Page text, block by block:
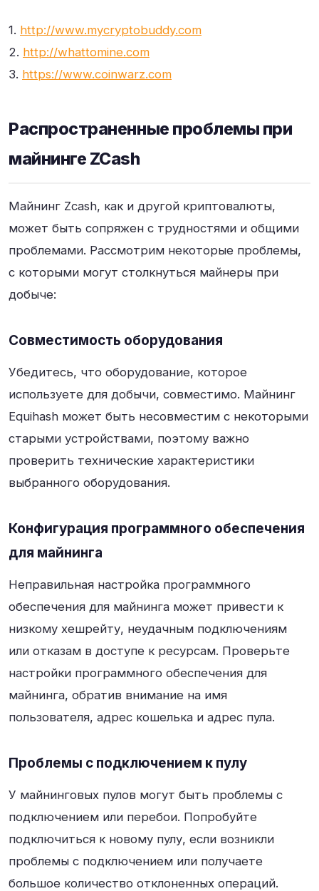
1. http://www.mycryptobuddy.com
2. http://whattomine.com
3. https://www.coinwarz.com
Распространенные проблемы при
майнинге ZCash
Майнинг Zcash, как и другой криптовалюты,
может быть сопряжен с трудностями и общими
проблемами. Рассмотрим некоторые проблемы,
с которыми могут столкнуться майнеры при
добыче:
Совместимость оборудования
Убедитесь, что оборудование, которое
используете для добычи, совместимо. Майнинг
Equihash может быть несовместим с некоторыми
старыми устройствами, поэтому важно
проверить технические характеристики
выбранного оборудования.
Конфигурация программного обеспечения
для майнинга
Неправильная настройка программного
обеспечения для майнинга может привести к
низкому хешрейту, неудачным подключениям
или отказам в доступе к ресурсам. Проверьте
настройки программного обеспечения для
майнинга, обратив внимание на имя
пользователя, адрес кошелька и адрес пула.
Проблемы с подключением к пулу
У майнинговых пулов могут быть проблемы с
подключением или перебои. Попробуйте
подключиться к новому пулу, если возникли
проблемы с подключением или получаете
большое количество отклоненных операций.